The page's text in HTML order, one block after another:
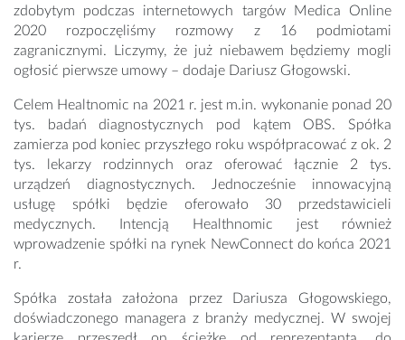
zdobytym podczas internetowych targów Medica Online
2020 rozpoczęliśmy rozmowy z 16 podmiotami
zagranicznymi. Liczymy, że już niebawem będziemy mogli
ogłosić pierwsze umowy – dodaje Dariusz Głogowski.
Celem Healtnomic na 2021 r. jest m.in. wykonanie ponad 20
tys. badań diagnostycznych pod kątem OBS. Spółka
zamierza pod koniec przyszłego roku współpracować z ok. 2
tys. lekarzy rodzinnych oraz oferować łącznie 2 tys.
urządzeń diagnostycznych. Jednocześnie innowacyjną
usługę spółki będzie oferowało 30 przedstawicieli
medycznych. Intencją Healthnomic jest również
wprowadzenie spółki na rynek NewConnect do końca 2021
r.
Spółka została założona przez Dariusza Głogowskiego,
doświadczonego managera z branży medycznej. W swojej